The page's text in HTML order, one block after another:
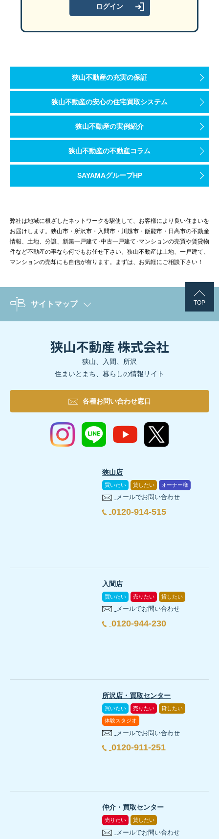
狭山不動産の充実の保証
狭山不動産の安心の住宅買取システム
狭山不動産の実例紹介
狭山不動産の不動産コラム
SAYAMAグループHP
弊社は地域に根ざしたネットワークを駆使して、お客様により良い住まいを
お届けします。狭山市・所沢市・入間市・川越市・飯能市・日高市の不動産
情報、土地、分譲、新築一戸建て･中古一戸建て･マンションの売買や賃貸物
件など不動産の事なら何でもお任せ下さい。狭山不動産は土地、一戸建て、
マンションの売却にも自信が有ります。まずは、お気軽にご相談下さい！
TOP
サイトマップ
狭山、入間、所沢
住まいとまち、暮らしの情報サイト
各種お問い合わせ窓口
狭山店
買いたい 貸したい オーナー様
メールでお問い合わせ
0120-914-515
入間店
買いたい 売りたい 貸したい
メールでお問い合わせ
0120-944-230
所沢店・買取センター
買いたい 売りたい 貸したい
体験スタジオ
メールでお問い合わせ
0120-911-251
仲介・買取センター
売りたい 貸したい
メールでお問い合わせ